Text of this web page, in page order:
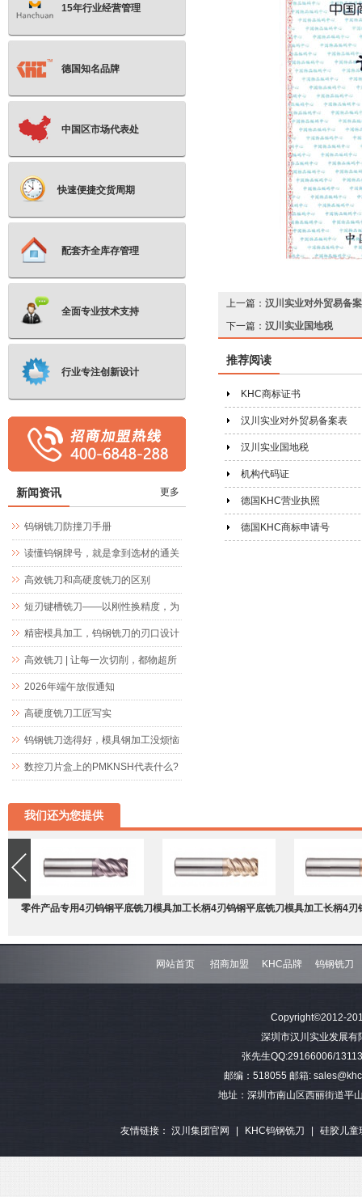
上一篇： 汉川实业对外贸易备
下一篇： 汉川实业国地税
推荐阅读
KHC商标证书
汉川实业对外贸易备案表
汉川实业国地税
机构代码证
德国KHC营业执照
德国KHC商标申请号
15年行业经营管理
德国知名品牌
中国区市场代表处
快速便捷交货周期
配套齐全库存管理
全面专业技术支持
行业专注创新设计
新闻资讯 更多
钨钢铣刀防撞刀手册
读懂钨钢牌号，就是拿到选材的通关
文牒
高效铣刀和高硬度铣刀的区别
短刃键槽铣刀——以刚性换精度，为
精密键槽加工而生
精密模具加工，钨钢铣刀的刃口设计
究竟藏着什么玄机
高效铣刀 | 让每一次切削，都物超所
值
2026年端午放假通知
高硬度铣刀工匠写实
钨钢铣刀选得好，模具钢加工没烦恼
数控刀片盒上的PMKNSH代表什么?
我们还为您提供
零件产品专用4刃钨钢平底铣刀模具加工长柄4刃钨钢平底铣刀模具加工长柄4刃
钢平底
网站首页 招商加盟 KHC品牌 钨钢铣刀
Copyright©2012-
深圳市汉川实业发展
张先生QQ:29166006/
邮编：518055 邮箱:
地址：深圳市南山区西丽街道平
友情链接： 汉川集团官网 | KHC钨钢铣刀 | 硅胶儿童